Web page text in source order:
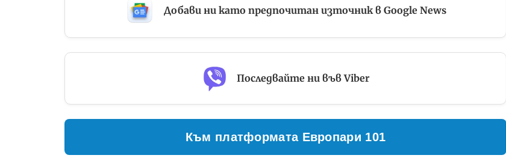
Добави ни като предпочитан източник в Google News
Последвайте ни във Viber
Към платформата Европари 101